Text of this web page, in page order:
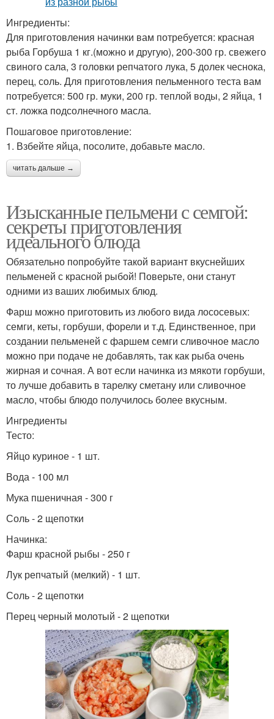
Ингредиенты:
Для приготовления начинки вам потребуется: красная
рыба Горбуша 1 кг.(можно и другую), 200-300 гр. свежего
свиного сала, 3 головки репчатого лука, 5 долек чеснока,
перец, соль. Для приготовления пельменного теста вам
потребуется: 500 гр. муки, 200 гр. теплой воды, 2 яйца, 1
ст. ложка подсолнечного масла.
Пошаговое приготовление:
1. Взбейте яйца, посолите, добавьте масло.
читать дальше →
Изысканные пельмени с семгой:
секреты приготовления
идеального блюда
Обязательно попробуйте такой вариант вкуснейших
пельменей с красной рыбой! Поверьте, они станут
одними из ваших любимых блюд.
Фарш можно приготовить из любого вида лососевых:
семги, кеты, горбуши, форели и т.д. Единственное, при
создании пельменей с фаршем семги сливочное масло
можно при подаче не добавлять, так как рыба очень
жирная и сочная. А вот если начинка из мякоти горбуши,
то лучше добавить в тарелку сметану или сливочное
масло, чтобы блюдо получилось более вкусным.
Ингредиенты
Тесто:
Яйцо куриное - 1 шт.
Вода - 100 мл
Мука пшеничная - 300 г
Соль - 2 щепотки
Начинка:
Фарш красной рыбы - 250 г
Лук репчатый (мелкий) - 1 шт.
Соль - 2 щепотки
Перец черный молотый - 2 щепотки